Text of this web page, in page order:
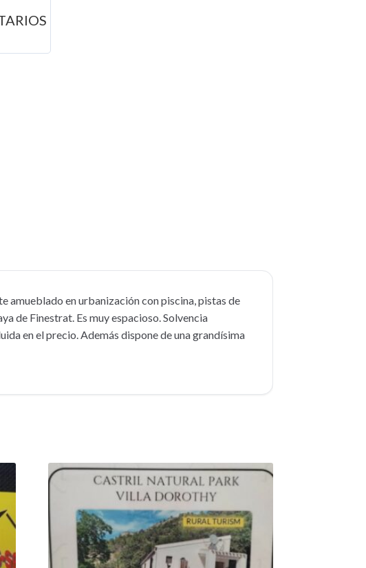
amueblado en urbanización con piscina, pistas de
de Finestrat. Es muy espacioso. Solvencia
en el precio. Además dispone de una grandísima